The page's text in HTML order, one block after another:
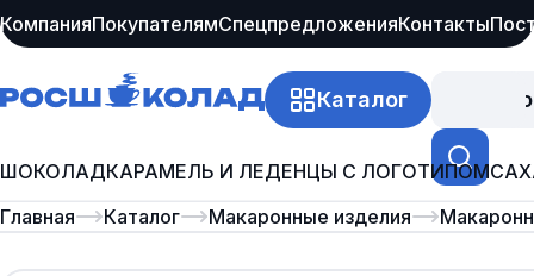
КомпанияПокупателямСпецпредложенияКонтакты
Каталог
ШОКОЛАДКАРАМЕЛЬ И ЛЕДЕНЦЫ С ЛОГОТИПОМ
Главная
Каталог Макаронные изделия